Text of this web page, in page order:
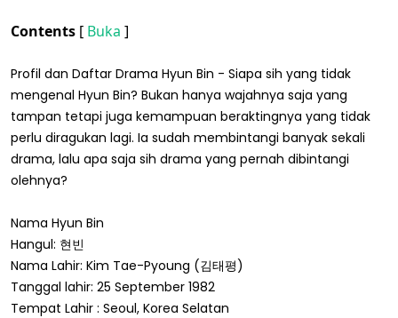
Contents [ Buka ]
Profil dan Daftar Drama Hyun Bin - Siapa sih yang tidak
mengenal Hyun Bin? Bukan hanya wajahnya saja yang
tampan tetapi juga kemampuan beraktingnya yang tidak
perlu diragukan lagi. Ia sudah membintangi banyak sekali
drama, lalu apa saja sih drama yang pernah dibintangi
olehnya?
Nama Hyun Bin
Hangul: 현빈
Nama Lahir: Kim Tae-Pyoung (김태평)
Tanggal lahir: 25 September 1982
Tempat Lahir : Seoul, Korea Selatan